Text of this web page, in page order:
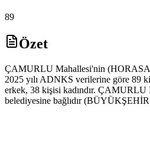
89
Özet
ÇAMURLU Mahallesi'nin
2025 yılı ADNKS verilerine göre 89
erkek, 38 kişisi kadındır.
belediyesine bağlıdır